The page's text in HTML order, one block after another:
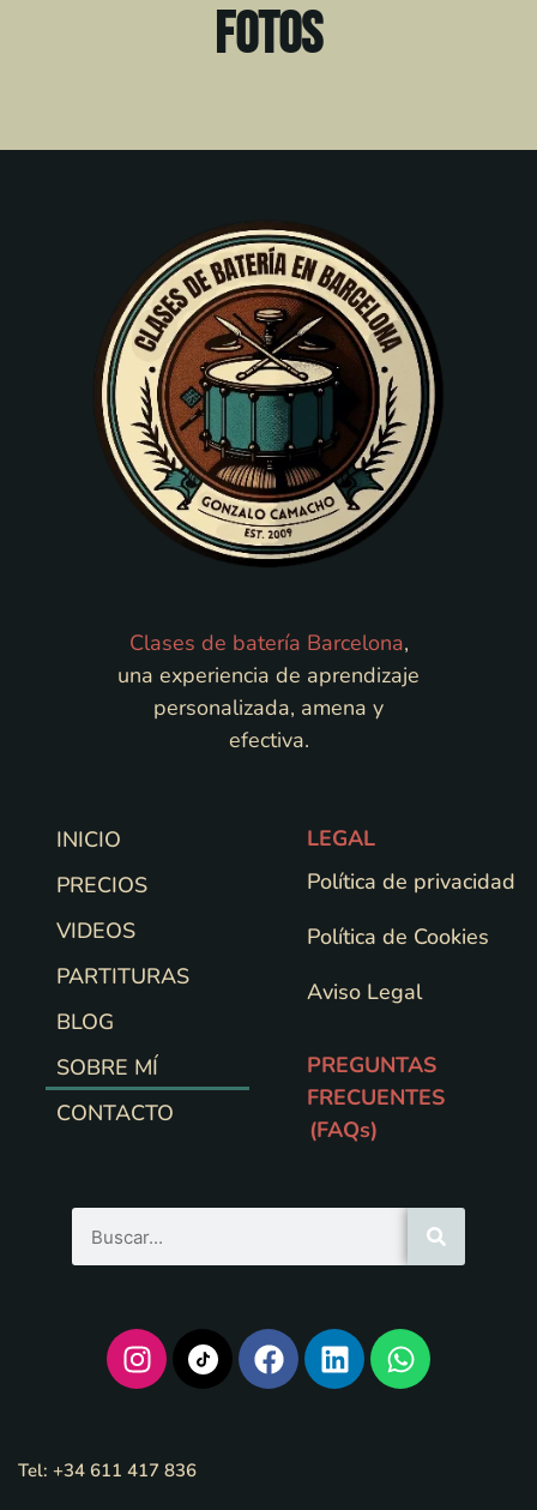
FOTOS
Clases de batería Barcelona,
una experiencia de aprendizaje
personalizada, amena y
efectiva.
INICIO
PRECIOS
VIDEOS
PARTITURAS
BLOG
SOBRE MÍ
CONTACTO
LEGAL
Política de privacidad
Política de Cookies
Aviso Legal
PREGUNTAS
FRECUENTES
(FAQs)
Tel: +34 611 417 836